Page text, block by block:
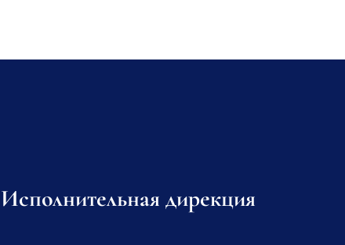
Исполнительная дирекция